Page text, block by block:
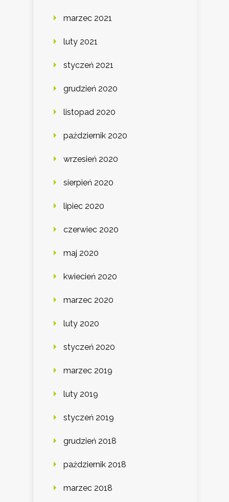
marzec 2021
luty 2021
styczeń 2021
grudzień 2020
listopad 2020
październik 2020
wrzesień 2020
sierpień 2020
lipiec 2020
czerwiec 2020
maj 2020
kwiecień 2020
marzec 2020
luty 2020
styczeń 2020
marzec 2019
luty 2019
styczeń 2019
grudzień 2018
październik 2018
marzec 2018